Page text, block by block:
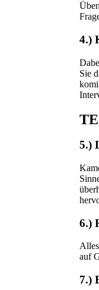
4.)
Sie
5.)
6.)
auf
7.)